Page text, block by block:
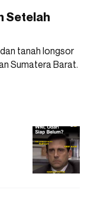
Setelah
tanah longsor
Sumatera Barat.